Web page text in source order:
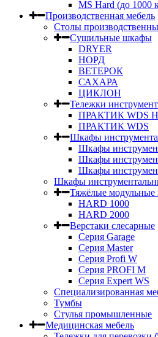
MS Hard (до 1000
Производственная мебель
Столы
Сушильные шкафы
DRYER
НОРД
ВЕТЕРОК
САХАРА
ЦИКЛОН
Тележки
ПРАКТИК WDS
ПРАКТИК WDS
Шкафы
Шкафы
Шкафы
Шкафы
Шкафы
Тяжёлые
HARD 1000
HARD 2000
Верстаки слесарные
Серия Garage
Серия Master
Серия Profi W
Серия PROFI M
Серия Expert WS
Специализированная
Тумбы
Стулья промышленные
Медицинская мебель